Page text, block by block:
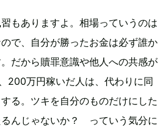
習もありますよ。相場っていうのは
ので、自分が勝ったお金は必ず誰か
だから贖罪意識や他人への共感が
200万円稼いだ人は、代わりに同
る。ツキを自分のものだけにした
るんじゃないか？ っていう気分に